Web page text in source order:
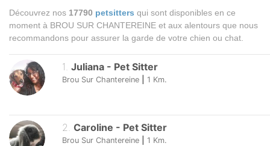
Découvrez nos 17790 petsitters qui sont disponibles en ce
moment à BROU SUR CHANTEREINE et aux alentours que nous
recommandons pour assurer la garde de votre chien ou chat.
1. Juliana - Pet Sitter
Brou Sur Chantereine 1 Km.
2. Caroline - Pet Sitter
Brou Sur Chantereine 1 Km.